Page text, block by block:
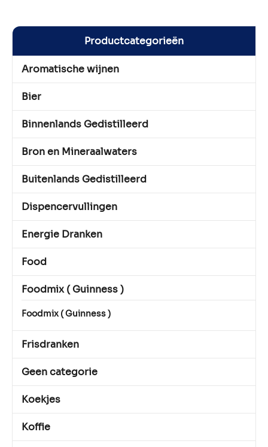
Productcategorieën
Aromatische wijnen
Bier
Binnenlands Gedistilleerd
Bron en Mineraalwaters
Buitenlands Gedistilleerd
Dispencervullingen
Energie Dranken
Food
Foodmix ( Guinness )
Foodmix ( Guinness )
Frisdranken
Geen categorie
Koekjes
Koffie